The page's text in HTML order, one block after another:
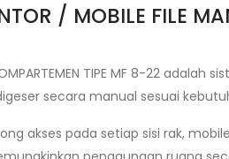
/ MOBILE FILE
KOMPARTEMEN TIPE MF 8-22
secara manual sesuai
akses pada setiap sisi rak,